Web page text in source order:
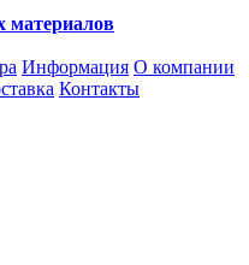
материалов
Информация О компании
Контакты